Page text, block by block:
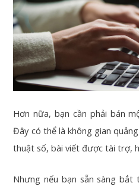
Hơn nữa, bạn cần phải bán
Đây có thể là không gian
thuật số, bài viết được tài trợ,
Nhưng nếu bạn sẵn sàng bắt